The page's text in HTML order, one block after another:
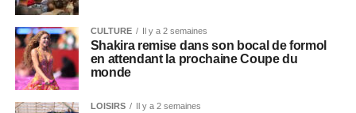
CULTURE Il y a 2 semaines
Shakira remise dans son bocal de formol
en attendant la prochaine Coupe du
monde
LOISIRS Il y a 2 semaines